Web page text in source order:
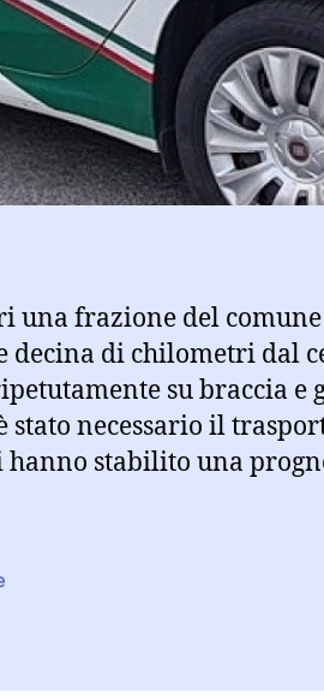
una frazione del
decina di chilometri dal
su braccia e
stato necessario il
hanno stabilito una